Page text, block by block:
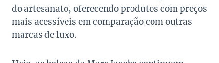
do artesanato, oferecendo produtos com preços
mais acessíveis em comparação com outras
marcas de luxo.